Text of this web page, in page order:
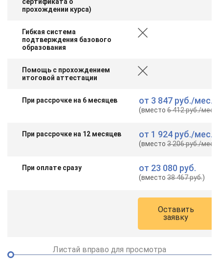
прохождении курса)
Гибкая система
подтверждения базового
образования
Помощь с прохождением
итоговой аттестации
При рассрочке на 6 месяцев от 3 847 руб./мес.
(вместо6 412 руб./мес.
При рассрочке на 12 месяцев от 1 924 руб./мес.
(вместо3 206 руб./мес.
При оплате сразу от 23 080 руб.
(вместо38 467 руб.)
Оставить
заявку
Листай вправо для просмотра